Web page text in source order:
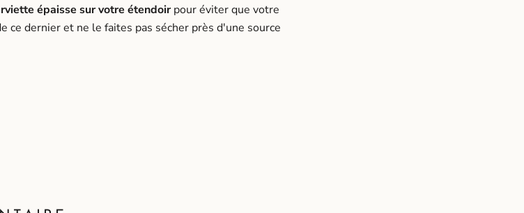
épaisse sur votre étendoirpour éviter que votre
ce dernier et ne le faites pas sécher près d'une source